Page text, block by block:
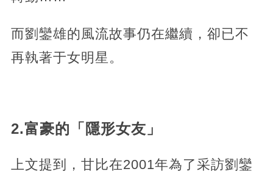
而劉鑾雄的風流故事仍在繼續，卻已不
再執著于女明星。
2.富豪的「隱形女友」
上文提到，甘比在2001年為了采訪劉鑾